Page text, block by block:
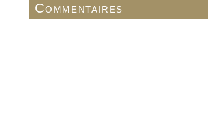
Commentaires